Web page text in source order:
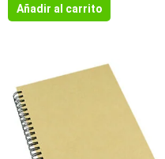
Añadir al carrito